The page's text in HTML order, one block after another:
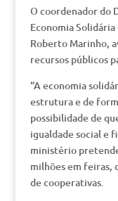
O coordenador do
Economia
Roberto Marinho,
recursos públicos
“A economia
estrutura e de
possibilidade de
igualdade social e
ministério
milhões em feiras,
de cooperativas.